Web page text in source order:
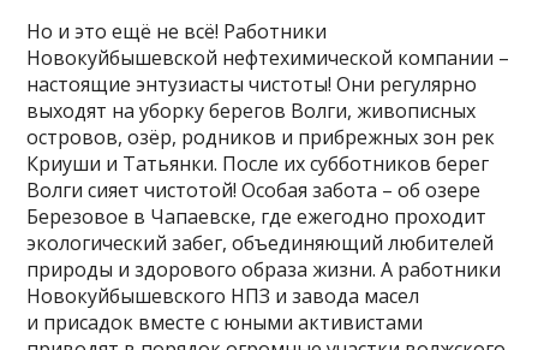
Но и это ещё не всё! Работники
Новокуйбышевской нефтехимической компании –
настоящие энтузиасты чистоты! Они регулярно
выходят на уборку берегов Волги, живописных
островов, озёр, родников и прибрежных зон рек
Криуши и Татьянки. После их субботников берег
Волги сияет чистотой! Особая забота – об озере
Березовое в Чапаевске, где ежегодно проходит
экологический забег, объединяющий любителей
природы и здорового образа жизни. А работники
Новокуйбышевского НПЗ и завода масел
и присадок вместе с юными активистами